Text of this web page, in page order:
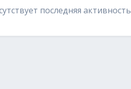
последняя активность